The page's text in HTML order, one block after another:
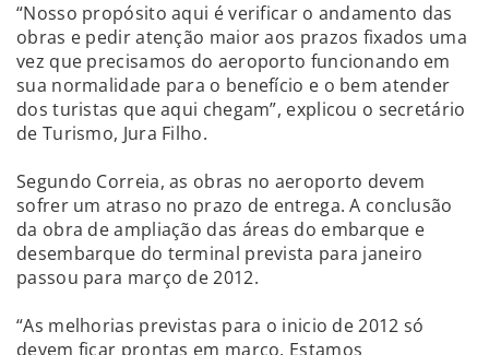
“Nosso propósito aqui é verificar o andamento das
obras e pedir atenção maior aos prazos fixados uma
vez que precisamos do aeroporto funcionando em
sua normalidade para o benefício e o bem atender
dos turistas que aqui chegam”, explicou o secretário
de Turismo, Jura Filho.
Segundo Correia, as obras no aeroporto devem
sofrer um atraso no prazo de entrega. A conclusão
da obra de ampliação das áreas do embarque e
desembarque do terminal prevista para janeiro
passou para março de 2012.
“As melhorias previstas para o inicio de 2012 só
devem ficar prontas em março. Estamos